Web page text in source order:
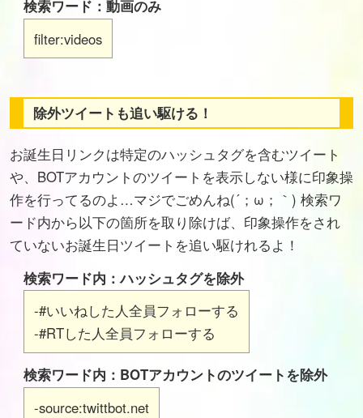
検索ワード：動画のみ
filter:videos
除外ツイートも追い駆ける！
お誕生日リンクは特定のハッシュタグを含むツイート
や、BOTアカウントのツイートを表示しない様に印象操
作を行ってるのよ…マジでごめんね(´；ω；｀) 検索ワ
ード内から以下の箇所を取り除けば、印象操作をされ
ていないお誕生日ツイートを追い駆けれるよ！
検索ワード内：ハッシュタグを除外
-#いいねした人全員フォローする
-#RTした人全員フォローする
検索ワード内：BOTアカウントのツイートを除外
-source:twittbot.net